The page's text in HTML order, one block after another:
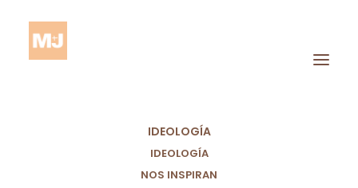
IDEOLOGÍA
IDEOLOGÍA
NOS INSPIRAN